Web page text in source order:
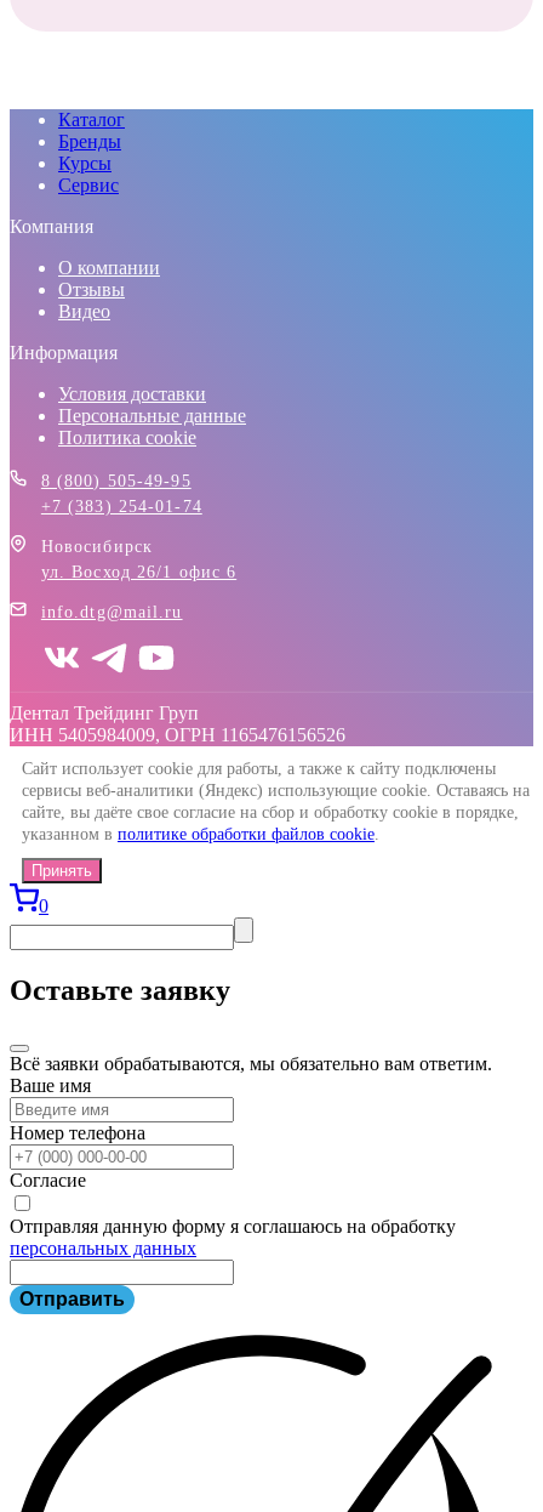
Каталог
Бренды
Курсы
Сервис
Компания
О компании
Отзывы
Видео
Информация
Условия доставки
Персональные данные
Политика cookie
8 (800) 505-49-95
+7 (383) 254-01-74
Новосибирск
ул. Восход 26/1 офис 6
info.dtg@mail.ru
Дентал Трейдинг Груп
ИНН 5405984009, ОГРН 1165476156526
Сайт использует cookie для работы, а также к сайту подключены
сервисы веб-аналитики (Яндекс) использующие cookie. Оставаясь на
сайте, вы даёте свое согласие на сбор и обработку cookie в порядке,
указанном в политике обработки файлов cookie.
Принять
0
Оставьте заявку
Всё заявки обрабатываются, мы обязательно вам ответим.
Ваше имя
Номер телефона
Согласие
Отправляя данную форму я соглашаюсь на обработку
персональных данных
Отправить